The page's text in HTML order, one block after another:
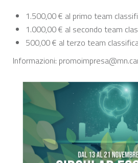
1.500,00 € al primo team
1.000,00 € al secondo team
500,00 € al terzo team
Informazioni: